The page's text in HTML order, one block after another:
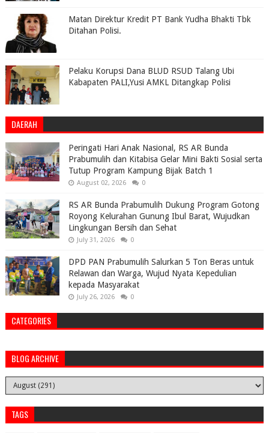
Matan Direktur Kredit PT Bank Yudha Bhakti Tbk
Ditahan Polisi.
Pelaku Korupsi Dana BLUD RSUD Talang Ubi
Kabapaten PALI,Yusi AMKL Ditangkap Polisi
DAERAH
Peringati Hari Anak Nasional, RS AR Bunda
Prabumulih dan Kitabisa Gelar Mini Bakti Sosial serta
Tutup Program Kampung Bijak Batch 1
August 02, 2026 0
RS AR Bunda Prabumulih Dukung Program Gotong
Royong Kelurahan Gunung Ibul Barat, Wujudkan
Lingkungan Bersih dan Sehat
July 31, 2026 0
DPD PAN Prabumulih Salurkan 5 Ton Beras untuk
Relawan dan Warga, Wujud Nyata Kepedulian
kepada Masyarakat
July 26, 2026 0
CATEGORIES
BLOG ARCHIVE
TAGS